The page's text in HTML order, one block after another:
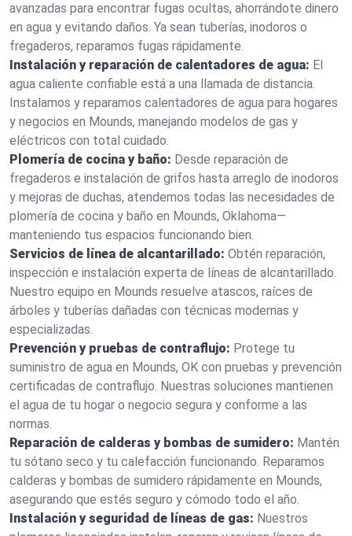
avanzadas para encontrar fugas ocultas, ahorrándote dinero
en agua y evitando daños. Ya sean tuberías, inodoros o
fregaderos, reparamos fugas rápidamente.
Instalación y reparación de calentadores de agua: El
agua caliente confiable está a una llamada de distancia.
Instalamos y reparamos calentadores de agua para hogares
y negocios en Mounds, manejando modelos de gas y
eléctricos con total cuidado.
Plomería de cocina y baño: Desde reparación de
fregaderos e instalación de grifos hasta arreglo de inodoros
y mejoras de duchas, atendemos todas las necesidades de
plomería de cocina y baño en Mounds, Oklahoma—
manteniendo tus espacios funcionando bien.
Servicios de línea de alcantarillado: Obtén reparación,
inspección e instalación experta de líneas de alcantarillado.
Nuestro equipo en Mounds resuelve atascos, raíces de
árboles y tuberías dañadas con técnicas modernas y
especializadas.
Prevención y pruebas de contraflujo: Protege tu
suministro de agua en Mounds, OK con pruebas y prevención
certificadas de contraflujo. Nuestras soluciones mantienen
el agua de tu hogar o negocio segura y conforme a las
normas.
Reparación de calderas y bombas de sumidero: Mantén
tu sótano seco y tu calefacción funcionando. Reparamos
calderas y bombas de sumidero rápidamente en Mounds,
asegurando que estés seguro y cómodo todo el año.
Instalación y seguridad de líneas de gas: Nuestros